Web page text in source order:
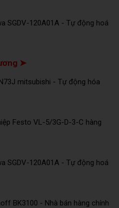
SGDV-120A01A - Tự động hoá
➤
mitsubishi - Tự động hóa
Festo VL-5/3G-D-3-C hàng
SGDV-120A01A - Tự động hoá
BK3100 - Nhà bán hàng chính